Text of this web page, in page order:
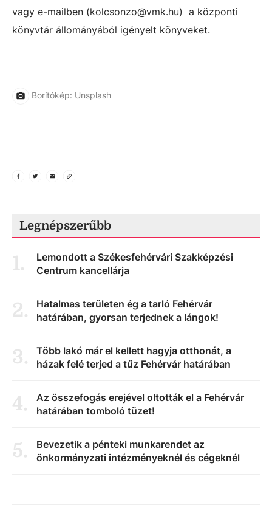
vagy e-mailben (kolcsonzo@vmk.hu) a központi
könyvtár állományából igényelt könyveket.
Borítókép: Unsplash
Legnépszerűbb
1.
Lemondott a Székesfehérvári Szakképzési
Centrum kancellárja
2.
Hatalmas területen ég a tarló Fehérvár
határában, gyorsan terjednek a lángok!
3.
Több lakó már el kellett hagyja otthonát, a
házak felé terjed a tűz Fehérvár határában
4.
Az összefogás erejével oltották el a Fehérvár
határában tomboló tüzet!
5.
Bevezetik a pénteki munkarendet az
önkormányzati intézményeknél és cégeknél